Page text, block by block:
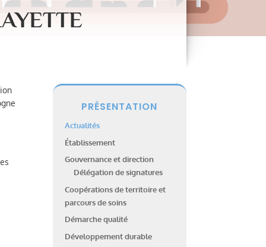
PRÉSENTATION
Actualités
Établissement
Gouvernance et direction
Délégation de signatures
Coopérations de territoire et
parcours de soins
Démarche qualité
Développement durable